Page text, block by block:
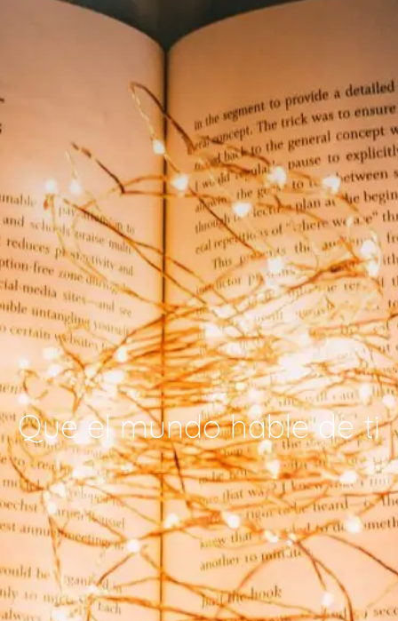
Que el mundo hable de ti